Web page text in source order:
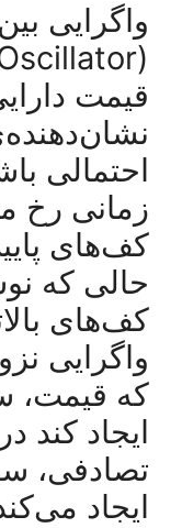
واگرایی
قیمت
احتمالی
زمانی رخ
کف‌های
حالی که
کف‌های
واگرایی
که قیمت،
ایجاد کند
تصادفی،
ایجاد